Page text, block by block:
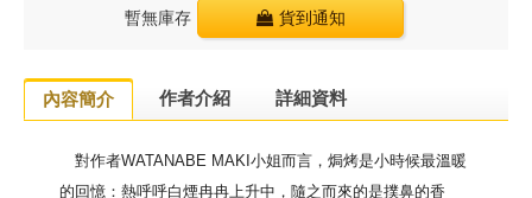
暫無庫存 貨到通知
內容簡介 作者介紹 詳細資料
對作者WATANABE MAKI小姐而言，焗烤是小時候最溫暖
的回憶：熱呼呼白煙冉冉上升中，隨之而來的是撲鼻的香